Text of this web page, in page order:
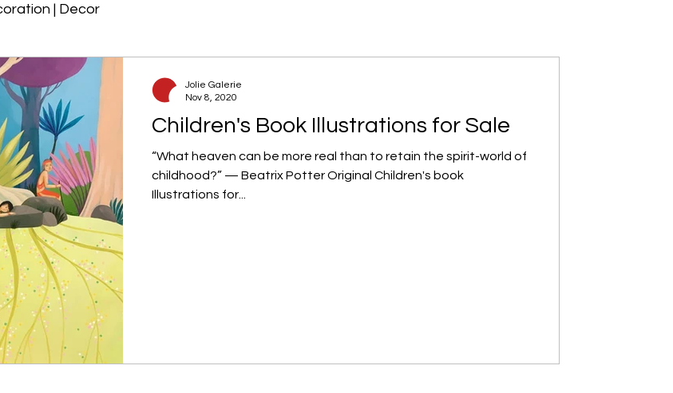
| Decor
Children's Book Illustrations for Sale
“What heaven can be more real than to retain the spirit-world of
childhood?” — Beatrix Potter Original Children's book
Illustrations for...
Jolie Galerie
Nov 8, 2020